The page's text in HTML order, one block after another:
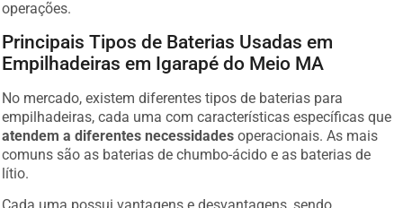
operações.
Principais Tipos de Baterias Usadas em
Empilhadeiras em Igarapé do Meio MA
No mercado, existem diferentes tipos de baterias para
empilhadeiras, cada uma com características específicas que
atendem a diferentes necessidades operacionais. As mais
comuns são as baterias de chumbo-ácido e as baterias de
lítio.
Cada uma possui vantagens e desvantagens, sendo